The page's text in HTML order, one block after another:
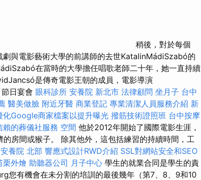
稍後，對於每個
與電影藝術大學的前講師的去世KatalinMádiSzabó的
在當時的大學擔任唱歌老師二十年，她一直持續
是傳奇電影王朝的成員，電影導演
日宴會 眼科診所 安養院 新北市 法律顧問 坐月子 台中
醫美做臉 附近牙醫 商業登記 專業清潔人員服務介紹 新
化Google商家檔案以提升曝光 撥筋技術證照班 台中按摩
賴的葬儀社服務 空間 他於2012年開始了國際電影生涯，
房間或猴子。 除其他外，這包括練習的持續時間，工
安養院 北部 響應式設計RWD介紹 SSL對網站安全和SEO
栗外燴 助聽器公司 月子中心 學生的就業合同是學生的責
您有機會在未分割的培訓的最後幾年（第7、8、9和10